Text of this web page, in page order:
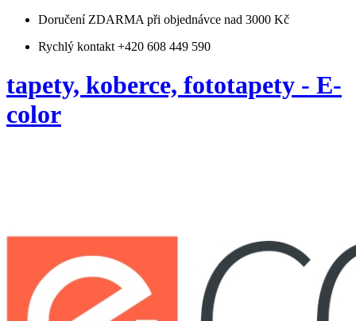
Doručení ZDARMA při objednávce nad 3000 Kč
Rychlý kontakt +420 608 449 590
tapety, koberce, fototapety - E-
color